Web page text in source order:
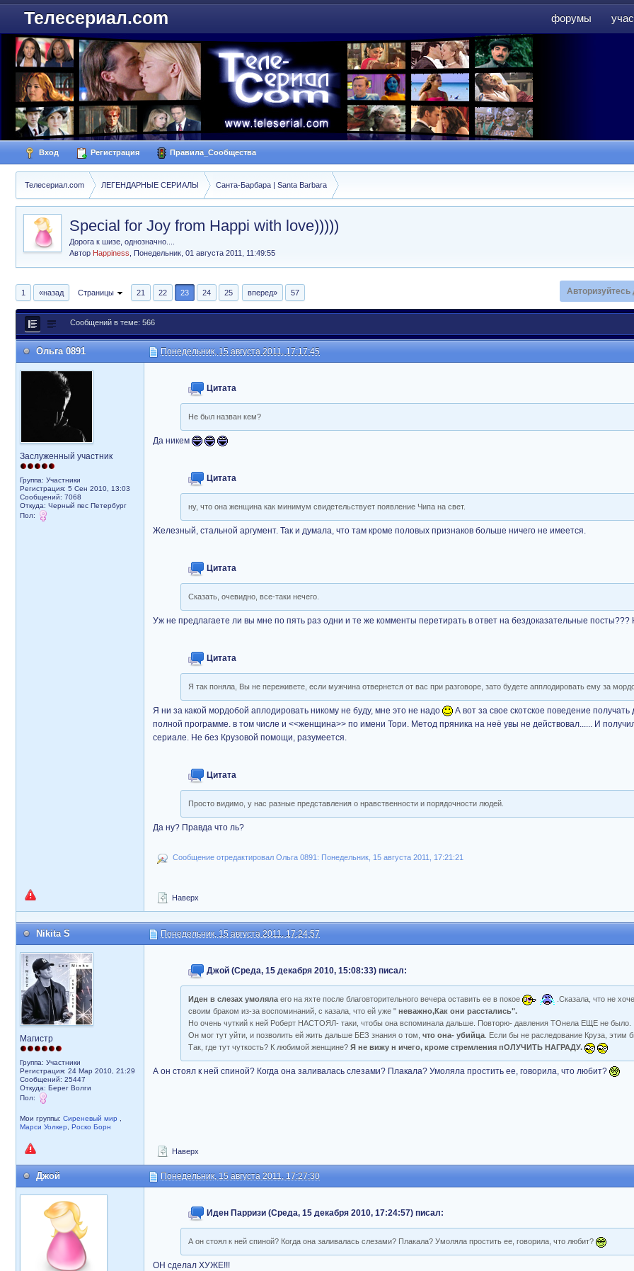
форумы
Телесериал.com
Вход Регистрация Правила_Сообщества
Телесериал.com ЛЕГЕНДАРНЫЕ СЕРИАЛЫ Санта-Барбара | Santa Barbara
Special for Joy from Happi with love)))))
Дорога к шизе, однозначно....
Автор Happiness Понедельник, 01 августа 2011, 11:49:55
1 «назад Страницы 21 22 23 24 25 вперед» 57 Авторизуйтесь
Сообщений в теме: 566
Ольга 0891 Понедельник, 15 августа 2011, 17:17:45
Заслуженный участник
Группа: Участники
Регистрация: 5 Сен 2010, 13:03
Сообщений: 7068
Откуда: Черный пес Петербург
Пол:
Цитата
Не был назван кем?
Да никем
Цитата
ну, что она женщина как минимум свидетельствует появление Чипа на свет.
Железный, стальной аргумент. Так и думала, что там кроме половых признаков больше ничего не имеется.
Цитата
Сказать, очевидно, все-таки нечего.
Уж не предлагаете ли вы мне по пять раз одни и те же комменты перетирать в ответ на бездоказательные посты???
Цитата
Я так поняла, Вы не переживете, если мужчина отвернется от вас при разговоре, зато будете апплодировать ему за
Я ни за какой мордобой аплодировать никому не буду, мне это не надо
А вот за свое скотское поведение
полной программе. в том числе и <<женщина>> по имени Тори. Метод пряника на неё увы не действовал...... И
сериале. Не без Крузовой помощи, разумеется.
Цитата
Просто видимо, у нас разные представления о нравственности и порядочности людей.
Да ну? Правда что ль?
Сообщение отредактировал Ольга 0891: Понедельник, 15 августа 2011, 17:21:21
Наверх
Nikita S Понедельник, 15 августа 2011, 17:24:57
Магистр
Группа: Участники
Регистрация: 24 Мар 2010, 21:29
Сообщений: 25447
Откуда: Берег Волги
Пол:
Мои группы: Сиреневый мир
Марси Уолкер
Роско Борн
Джой (Среда, 15 декабря 2010, 15:08:33) писал:
Иден в слезах умолялаего на яхте после благовторительного вечера оставить ее в покое
.Сказала, что не
своим браком из-за воспоминаний, с казала, что ей уже "неважно,Как они расстались".
Но очень чуткий к ней Роберт НАСТОЯЛ- таки, чтобы она вспоминала дальше. Повторю- давления ТОнела ЕЩЕ не было.
Он мог тут уйти, и позволить ей жить дальше БЕЗ знания о том, что она- убийца . Если бы не раследование Круза, этим
Так, где тут чуткость? К любимой женщине?Я не вижу н ичего, кроме стремления пОЛУЧИТЬ НАГРАДУ.
А он стоял к ней спиной? Когда она заливалась слезами? Плакала? Умоляла простить ее, говорила, что любит?
Наверх
Джой Понедельник, 15 августа 2011, 17:27:30
Иден Парризи (Среда, 15 декабря 2010, 17:24:57) писал:
А он стоял к ней спиной? Когда она заливалась слезами? Плакала? Умоляла простить ее, говорила, что любит?
ОН сделал ХУЖЕ!!!